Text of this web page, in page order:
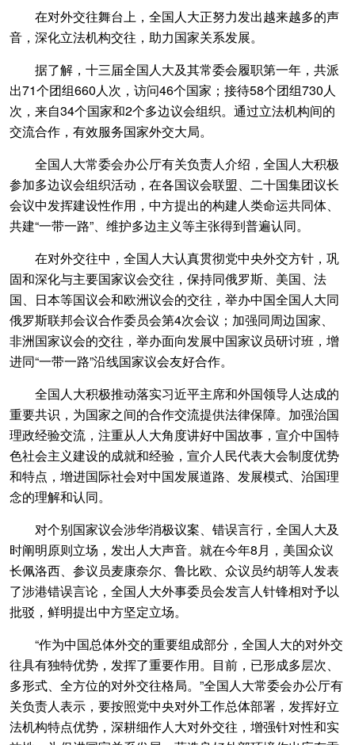
在对外交往舞台上，全国人大正努力发出越来越多的声
音，深化立法机构交往，助力国家关系发展。
据了解，十三届全国人大及其常委会履职第一年，共派
出71个团组660人次，访问46个国家；接待58个团组730人
次，来自34个国家和2个多边议会组织。通过立法机构间的
交流合作，有效服务国家外交大局。
全国人大常委会办公厅有关负责人介绍，全国人大积极
参加多边议会组织活动，在各国议会联盟、二十国集团议长
会议中发挥建设性作用，中方提出的构建人类命运共同体、
共建“一带一路”、维护多边主义等主张得到普遍认同。
在对外交往中，全国人大认真贯彻党中央外交方针，巩
固和深化与主要国家议会交往，保持同俄罗斯、美国、法
国、日本等国议会和欧洲议会的交往，举办中国全国人大同
俄罗斯联邦会议合作委员会第4次会议；加强同周边国家、
非洲国家议会的交往，举办面向发展中国家议员研讨班，增
进同“一带一路”沿线国家议会友好合作。
全国人大积极推动落实习近平主席和外国领导人达成的
重要共识，为国家之间的合作交流提供法律保障。加强治国
理政经验交流，注重从人大角度讲好中国故事，宣介中国特
色社会主义建设的成就和经验，宣介人民代表大会制度优势
和特点，增进国际社会对中国发展道路、发展模式、治国理
念的理解和认同。
对个别国家议会涉华消极议案、错误言行，全国人大及
时阐明原则立场，发出人大声音。就在今年8月，美国众议
长佩洛西、参议员麦康奈尔、鲁比欧、众议员约胡等人发表
了涉港错误言论，全国人大外事委员会发言人针锋相对予以
批驳，鲜明提出中方坚定立场。
“作为中国总体外交的重要组成部分，全国人大的对外交
往具有独特优势，发挥了重要作用。目前，已形成多层次、
多形式、全方位的对外交往格局。”全国人大常委会办公厅有
关负责人表示，要按照党中央对外工作总体部署，发挥好立
法机构特点优势，深耕细作人大对外交往，增强针对性和实